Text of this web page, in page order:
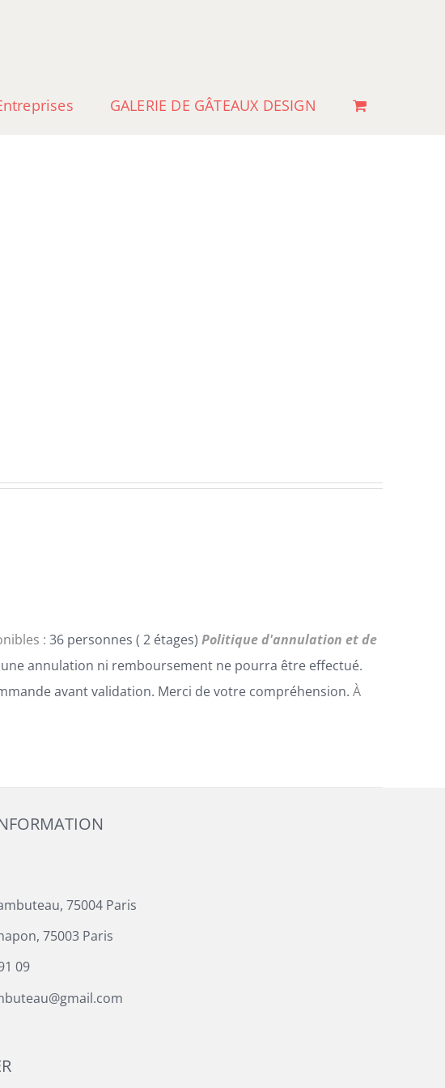
GALERIE DE GÂTEAUX DESIGN
: 36 personnes ( 2 étages)Politique d'annulation et de
annulation ni remboursement ne pourra être effectué.
avant validation. Merci de votre compréhension.À
75004 Paris
75003 Paris
09